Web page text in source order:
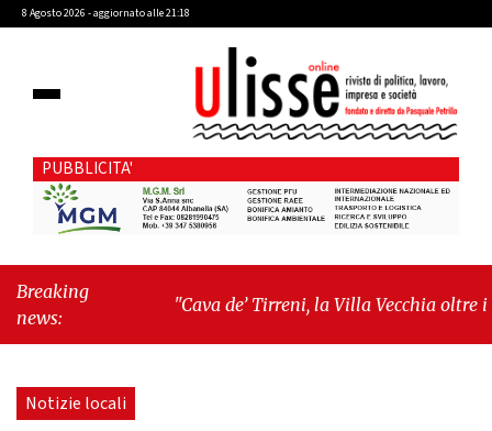
8 Agosto 2026 - aggiornato alle 21:18
PUBBLICITA'
Breaking
news:
"Cava de’ Tirreni, la Villa Vecchia oltre i
seduta consiliare: “Serve chiarezza!”"
Notizie locali